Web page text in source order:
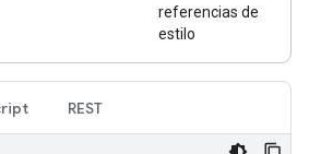
referencias de
estilo
REST